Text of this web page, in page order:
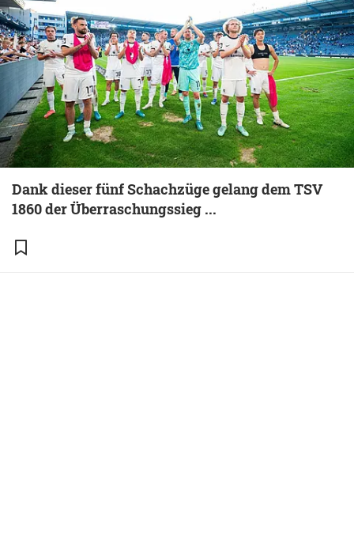
Dank dieser fünf Schachzüge gelang dem TSV
1860 der Überraschungssieg ...